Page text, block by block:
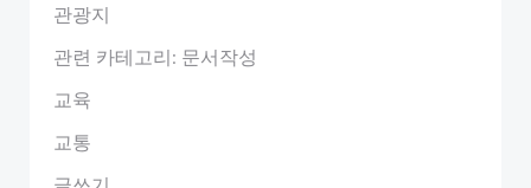
관광지
관련 카테고리: 문서작성
교육
교통